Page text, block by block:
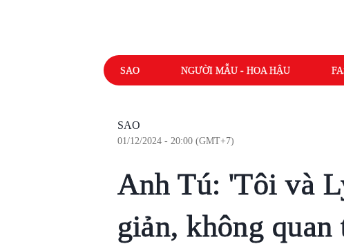
SAO NGƯỜI MẪU - HOA HẬU
SAO
01/12/2024 - 20:00 (GMT+7)
Anh Tú: 'Tôi và
giản, không quan